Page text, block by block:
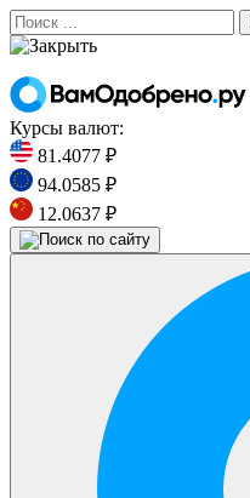
Курсы валют:
81.4077 ₽
94.0585 ₽
12.0637 ₽